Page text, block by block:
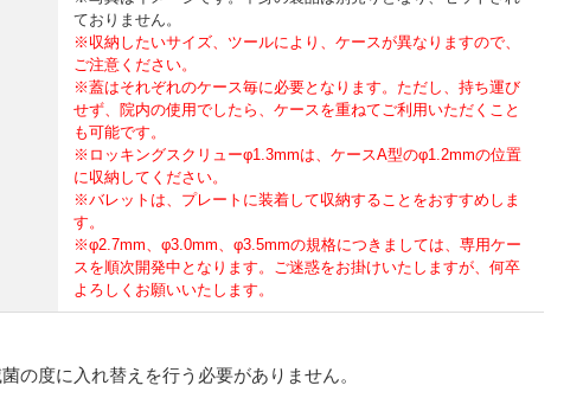
ておりません。
※収納したいサイズ、ツールにより、ケースが異なりますので、
ご注意ください。
※蓋はそれぞれのケース毎に必要となります。ただし、持ち運び
せず、院内の使用でしたら、ケースを重ねてご利用いただくこと
も可能です。
※ロッキングスクリューφ1.3mmは、ケースA型のφ1.2mmの位置
に収納してください。
※バレットは、プレートに装着して収納することをおすすめしま
す。
※φ2.7mm、φ3.0mm、φ3.5mmの規格につきましては、専用ケー
スを順次開発中となります。ご迷惑をお掛けいたしますが、何卒
よろしくお願いいたします。
の度に入れ替えを行う必要がありません。